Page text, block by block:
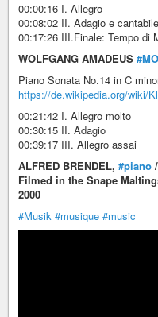
00:00:16 I. Allegro
00:08:02 II. Adagio e cantabile
00:17:26 III.Finale: Tempo di
WOLFGANG AMADEUS
Piano Sonata No.14 in C
https://de.wikipedia.org/wiki/
00:21:42 I. Allegro molto
00:30:15 II. Adagio
00:39:17 III. Allegro assai
ALFRED BRENDEL, #piano /
Filmed in the Snape
2000
#Musik #musique #music